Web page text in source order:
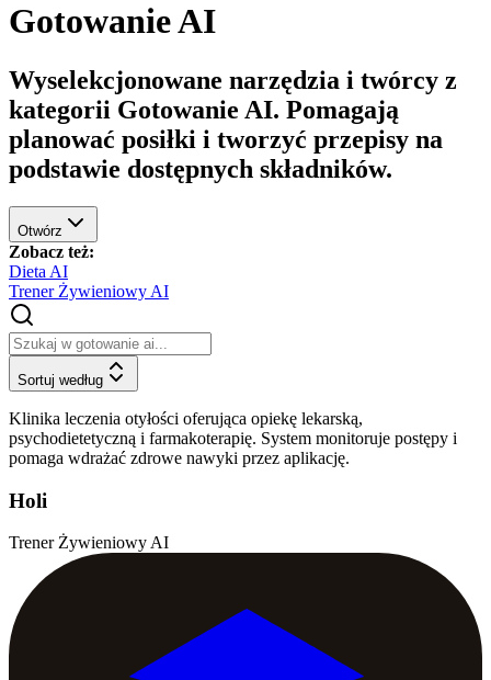
Gotowanie AI
Wyselekcjonowane narzędzia i twórcy z
kategorii Gotowanie AI. Pomagają
planować posiłki i tworzyć przepisy na
podstawie dostępnych składników.
Otwórz
Zobacz też:
Dieta AI
Trener Żywieniowy AI
Sortuj według
Klinika leczenia otyłości oferująca opiekę lekarską,
psychodietetyczną i farmakoterapię. System monitoruje postępy i
pomaga wdrażać zdrowe nawyki przez aplikację.
Holi
Trener Żywieniowy AI